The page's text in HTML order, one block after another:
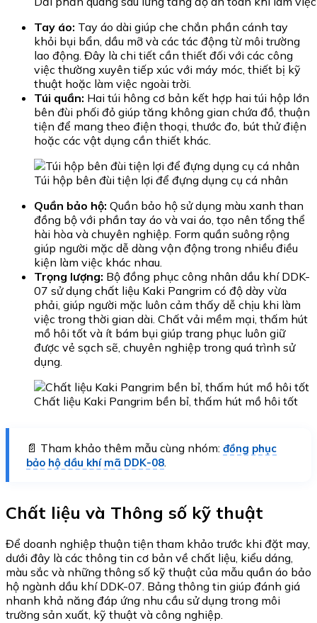
Tay áo: Tay áo dài giúp che chắn phần cánh tay
khỏi bụi bẩn, dầu mỡ và các tác động từ môi trường
lao động. Đây là chi tiết cần thiết đối với các công
việc thường xuyên tiếp xúc với máy móc, thiết bị kỹ
thuật hoặc làm việc ngoài trời.
Túi quần: Hai túi hông cơ bản kết hợp hai túi hộp lớn
bên đùi phối đỏ giúp tăng không gian chứa đồ, thuận
tiện để mang theo điện thoại, thước đo, bút thử điện
hoặc các vật dụng cần thiết khác.
Túi hộp bên đùi tiện lợi để đựng dụng cụ cá nhân
Quần bảo hộ: Quần bảo hộ sử dụng màu xanh than
đồng bộ với phần tay áo và vai áo, tạo nên tổng thể
hài hòa và chuyên nghiệp. Form quần suông rộng
giúp người mặc dễ dàng vận động trong nhiều điều
kiện làm việc khác nhau.
Trọng lượng: Bộ đồng phục công nhân dầu khí DDK-
07 sử dụng chất liệu Kaki Pangrim có độ dày vừa
phải, giúp người mặc luôn cảm thấy dễ chịu khi làm
việc trong thời gian dài. Chất vải mềm mại, thấm hút
mồ hôi tốt và ít bám bụi giúp trang phục luôn giữ
được vẻ sạch sẽ, chuyên nghiệp trong quá trình sử
dụng.
Chất liệu Kaki Pangrim bền bỉ, thấm hút mồ hôi tốt
📄 Tham khảo thêm mẫu cùng nhóm: đồng phục
bảo hộ dầu khí mã DDK-08
Chất liệu và Thông số kỹ thuật
Để doanh nghiệp thuận tiện tham khảo trước khi đặt may,
dưới đây là các thông tin cơ bản về chất liệu, kiểu dáng,
màu sắc và những thông số kỹ thuật của mẫu quần áo bảo
hộ ngành dầu khí DDK-07. Bảng thông tin giúp đánh giá
nhanh khả năng đáp ứng nhu cầu sử dụng trong môi
trường sản xuất, kỹ thuật và công nghiệp.